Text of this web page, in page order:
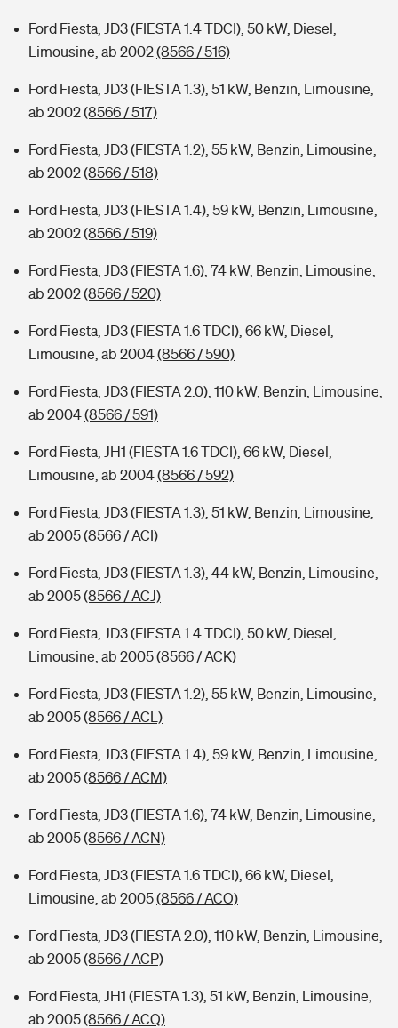
Ford Fiesta, JD3 (FIESTA 1.4 TDCI), 50 kW, Diesel,
Limousine, ab 2002(8566 / 516)
Ford Fiesta, JD3 (FIESTA 1.3), 51 kW, Benzin, Limousine,
ab 2002(8566 / 517)
Ford Fiesta, JD3 (FIESTA 1.2), 55 kW, Benzin, Limousine,
ab 2002(8566 / 518)
Ford Fiesta, JD3 (FIESTA 1.4), 59 kW, Benzin, Limousine,
ab 2002(8566 / 519)
Ford Fiesta, JD3 (FIESTA 1.6), 74 kW, Benzin, Limousine,
ab 2002(8566 / 520)
Ford Fiesta, JD3 (FIESTA 1.6 TDCI), 66 kW, Diesel,
Limousine, ab 2004(8566 / 590)
Ford Fiesta, JD3 (FIESTA 2.0), 110 kW, Benzin, Limousine,
ab 2004(8566 / 591)
Ford Fiesta, JH1 (FIESTA 1.6 TDCI), 66 kW, Diesel,
Limousine, ab 2004(8566 / 592)
Ford Fiesta, JD3 (FIESTA 1.3), 51 kW, Benzin, Limousine,
ab 2005(8566 / ACI)
Ford Fiesta, JD3 (FIESTA 1.3), 44 kW, Benzin, Limousine,
ab 2005(8566 / ACJ)
Ford Fiesta, JD3 (FIESTA 1.4 TDCI), 50 kW, Diesel,
Limousine, ab 2005(8566 / ACK)
Ford Fiesta, JD3 (FIESTA 1.2), 55 kW, Benzin, Limousine,
ab 2005(8566 / ACL)
Ford Fiesta, JD3 (FIESTA 1.4), 59 kW, Benzin, Limousine,
ab 2005(8566 / ACM)
Ford Fiesta, JD3 (FIESTA 1.6), 74 kW, Benzin, Limousine,
ab 2005(8566 / ACN)
Ford Fiesta, JD3 (FIESTA 1.6 TDCI), 66 kW, Diesel,
Limousine, ab 2005(8566 / ACO)
Ford Fiesta, JD3 (FIESTA 2.0), 110 kW, Benzin, Limousine,
ab 2005(8566 / ACP)
Ford Fiesta, JH1 (FIESTA 1.3), 51 kW, Benzin, Limousine,
ab 2005(8566 / ACQ)